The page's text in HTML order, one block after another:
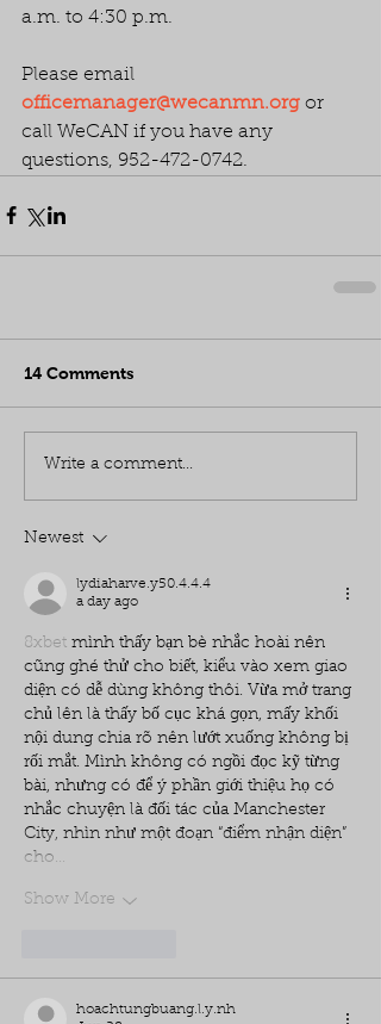
a.m. to 4:30 p.m.
Please email
officemanager@wecanmn.org or
call WeCAN if you have any
questions, 952-472-0742.
14 Comments
Write a comment...
Newest
lydiaharve.y50.4.4.4
a day ago
8xbet mình thấy bạn bè nhắc hoài nên
cũng ghé thử cho biết, kiểu vào xem giao
diện có dễ dùng không thôi. Vừa mở trang
chủ lên là thấy bố cục khá gọn, mấy khối
nội dung chia rõ nên lướt xuống không bị
rối mắt. Mình không có ngồi đọc kỹ từng
bài, nhưng có để ý phần giới thiệu họ có
nhắc chuyện là đối tác của Manchester
City, nhìn như một đoạn “điểm nhận diện”
cho…
Show More
hoachtungbuang.l.y.nh